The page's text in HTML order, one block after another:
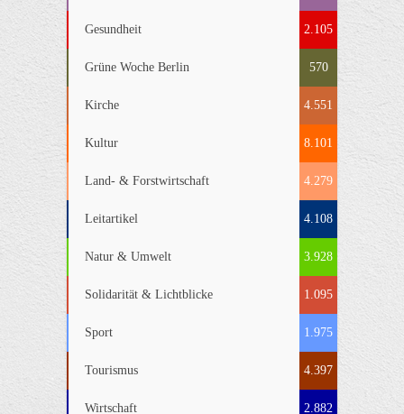
Gesundheit 2.105
Grüne Woche Berlin 570
Kirche 4.551
Kultur 8.101
Land- & Forstwirtschaft 4.279
Leitartikel 4.108
Natur & Umwelt 3.928
Solidarität & Lichtblicke 1.095
Sport 1.975
Tourismus 4.397
Wirtschaft 2.882